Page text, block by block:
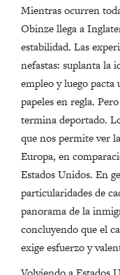
Mientras ocurren
Obinze llega a
estabilidad. Las
nefastas: suplanta la
empleo y luego
papeles en regla.
termina deportado.
que nos permite ver
Europa, en
Estados Unidos. En
particularidades de
panorama de la
concluyendo que el
exige esfuerzo y